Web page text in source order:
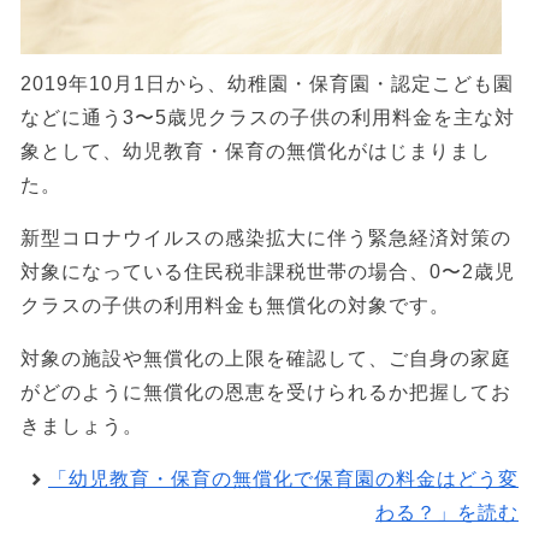
2019年10月1日から、幼稚園・保育園・認定こども園
などに通う3〜5歳児クラスの子供の利用料金を主な対
象として、幼児教育・保育の無償化がはじまりまし
た。
新型コロナウイルスの感染拡大に伴う緊急経済対策の
対象になっている住民税非課税世帯の場合、0〜2歳児
クラスの子供の利用料金も無償化の対象です。
対象の施設や無償化の上限を確認して、ご自身の家庭
がどのように無償化の恩恵を受けられるか把握してお
きましょう。
「幼児教育・保育の無償化で保育園の料金はどう変
わる？」を読む